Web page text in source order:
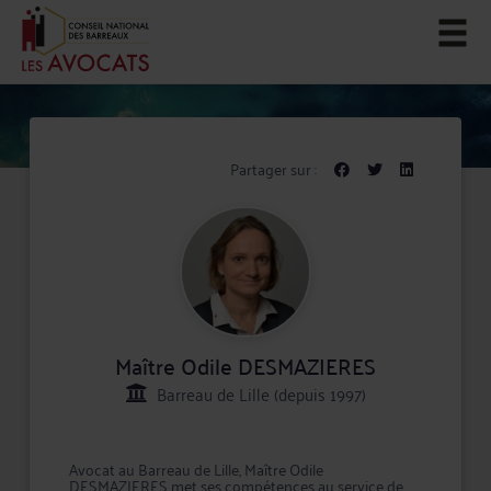
Partager sur :
Maître Odile DESMAZIERES
Barreau de Lille (depuis 1997)
Avocat au Barreau de Lille, Maître Odile
DESMAZIERES met ses compétences au service de